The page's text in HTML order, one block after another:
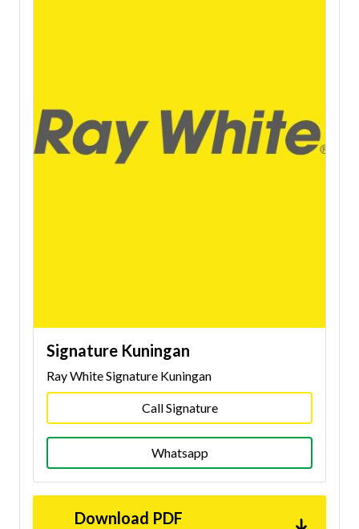
Signature Kuningan
Ray White Signature Kuningan
Call Signature
Whatsapp
Download PDF